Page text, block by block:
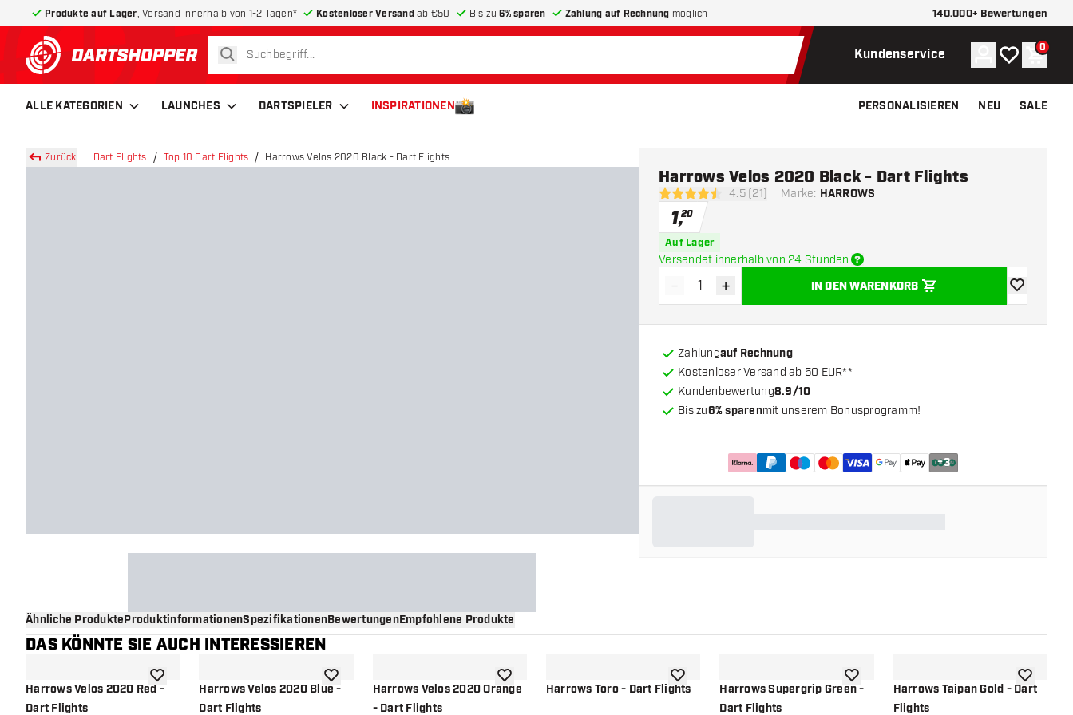
Produkte auf Lager , Versand innerhalb von 1-2 Tagen* Kostenloser Versandab €50 Bis zu6% sparen Zahlung auf Rechnung möglich 140.000+ Bewertungen
zurück zur Startseite
suchen Kundenservice Konto
Meine 0
ALLE KATEGORIEN LAUNCHES DARTSPIELER INSPIRATIONEN PERSONALISIEREN NEU SALE
Zurück Dart Flights Top 10 Dart Flights Harrows Velos 2020 Black - Dart Flights
4.5 Bewertungssterne
4.5 (21) Marke: HARROWS
Harrows Velos 2020 Black - Dart Flights
1,20
Auf Lager
Versendet innerhalb von 24 Stunden
Menge verringern
- Menge erhöhen
+ IN DEN WARENKORB
Zur
Zahlungauf Rechnung
Kostenloser Versand ab 50 EUR**
Kundenbewertung8.9/10
Bis zu6% sparenmit unserem Bonusprogramm!
+3
Ähnliche ProdukteProduktinformationenSpezifikationenBewertungenEmpfohlene Produkte
DAS KÖNNTE SIE AUCH INTERESSIEREN
Harrows Velos 2020 Red -
Dart Flights
Zur Wunschliste hinzufügen
Harrows Velos 2020 Blue -
Dart Flights
Zur Wunschliste hinzufügen
Harrows Velos 2020 Orange
- Dart Flights
Zur Wunschliste hinzufügen
Harrows Toro - Dart FlightsZur Wunschliste hinzufügen
Harrows Supergrip Green -
Dart Flights
Zur Wunschliste hinzufügen
Harrows Taipan Gold - Dart
Flights
Zur